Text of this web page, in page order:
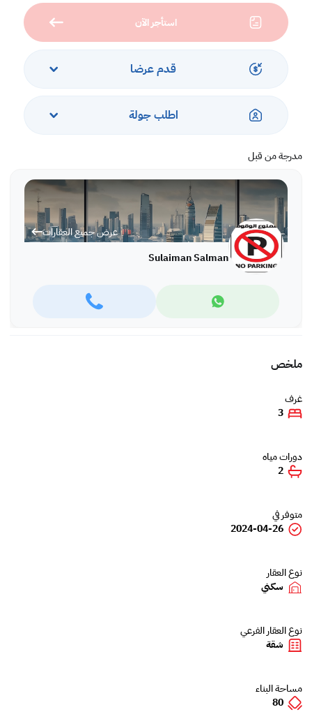
استأجر الآن
قدم عرضا
اطلب جولة
مدرجة من قبل
عرض جميع العقارات
Sulaiman Salman
ملخص
غرف
3
دورات مياه
2
متوفر في
2024-04-26
نوع العقار
سكني
نوع العقار الفرعي
شقة
مساحة البناء
80